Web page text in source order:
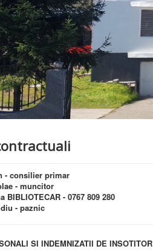
- consilier primar
- muncitor
BIBLIOTECAR - 0767 809 280
- paznic
SI INDEMNIZATII DE INSOTITOR